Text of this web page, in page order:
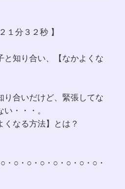
１分３２秒 】
と知り合い、【なかよくな
り合いだけど、緊張してな
い・・・。
くなる方法】とは？
・○・○・○・○・○・○・○・